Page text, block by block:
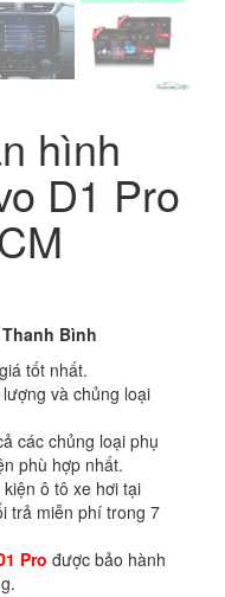
hình
D1 Pro
Bình
tốt nhất.
và chủng loại
các chủng loại phụ
phù hợp nhất.
ô tô xe hơi tại
trả miễn phí trong 7
Pro được bảo hành